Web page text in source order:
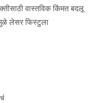
वास्तविक किंमत बदलू
लेसर फिस्टुला